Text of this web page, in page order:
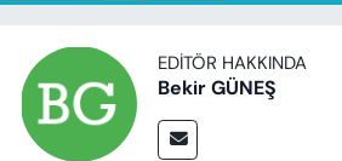
EDITÖR HAKKINDA
Bekir GÜNEŞ